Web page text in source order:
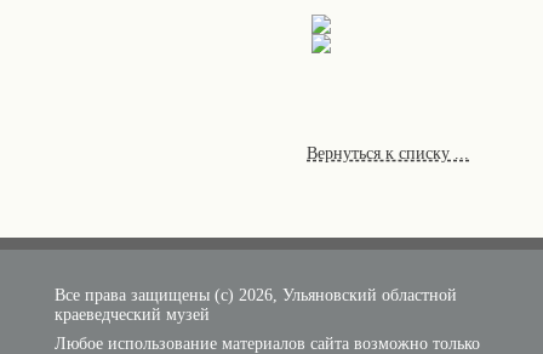
Вернуться к списку ...
Все права защищены (с) 2026, Ульяновский областной
краеведческий музей
Любое использование материалов сайта возможно только